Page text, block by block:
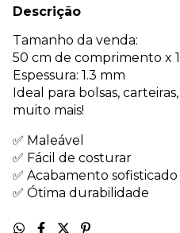
Descrição
Tamanho da venda:
50 cm de comprimento x
Espessura: 1.3 mm
Ideal para bolsas,
muito mais!
✅ Maleável
✅ Fácil de costurar
✅ Acabamento sofisticado
✅ Ótima durabilidade